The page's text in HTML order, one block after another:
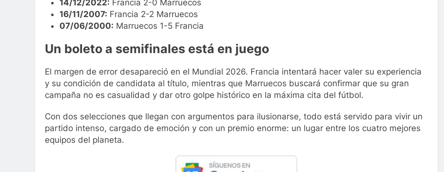
14/12/2022: Francia 2-0 Marruecos
16/11/2007: Francia 2-2 Marruecos
07/06/2000: Marruecos 1-5 Francia
Un boleto a semifinales está en juego
El margen de error desapareció en el Mundial 2026. Francia intentará hacer valer su experiencia
y su condición de candidata al título, mientras que Marruecos buscará confirmar que su gran
campaña no es casualidad y dar otro golpe histórico en la máxima cita del fútbol.
Con dos selecciones que llegan con argumentos para ilusionarse, todo está servido para vivir un
partido intenso, cargado de emoción y con un premio enorme: un lugar entre los cuatro mejores
equipos del planeta.